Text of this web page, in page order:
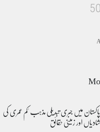
0
5
پاکستان میں جبری تبدیلی مذہب 'کم عمری کی
شادیاں اور زمینی حقائق